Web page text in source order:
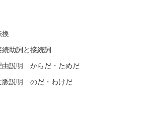
と接続詞
らだ・ためだ
だ・わけだ